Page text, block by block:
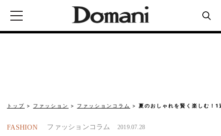
トップ ファッション ファッションコラム 夏のおしゃれを賢く楽しむ！
FASHION ファッションコラム 2019.07.28